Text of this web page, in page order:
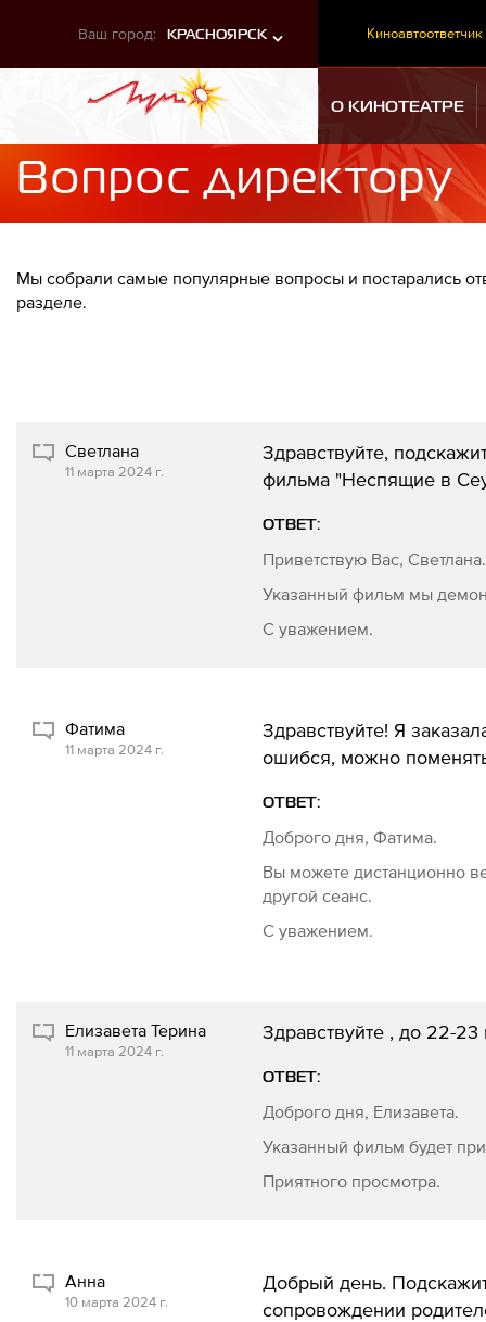
Ваш город: КРАСНОЯРСК Киноавтоответчик
О КИНОТЕАТРЕ
Вопрос директору
Мы собрали самые популярные вопросы и постарались
разделе.
Светлана
11 марта 2024 г.
Здравствуйте,
фильма "Неспящие в
ОТВЕТ:
Приветствую Вас,
Указанный фильм мы
С уважением.
Фатима
11 марта 2024 г.
Здравствуйте! Я
ошибся, можно
ОТВЕТ:
Доброго дня, Фатима.
Вы можете дистанционно
другой сеанс.
С уважением.
Елизавета Терина
11 марта 2024 г.
Здравствуйте , до 22-
ОТВЕТ:
Доброго дня, Елизавета.
Указанный фильм будет
Приятного просмотра.
Анна
10 марта 2024 г.
Добрый день.
сопровождении